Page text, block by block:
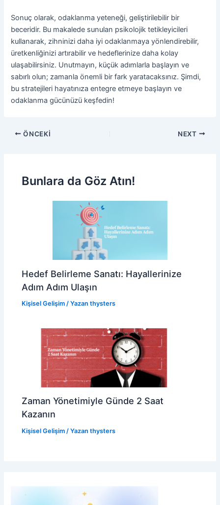
Sonuç olarak, odaklanma yeteneği, geliştirilebilir bir
beceridir. Bu makalede sunulan psikolojik tetikleyicileri
kullanarak, zihninizi daha iyi odaklanmaya yönlendirebilir,
üretkenliğinizi artırabilir ve hedeflerinize daha kolay
ulaşabilirsiniz. Unutmayın, küçük adımlarla başlayın ve
sabırlı olun; zamanla önemli bir fark yaratacaksınız. Şimdi,
bu stratejileri hayatınıza entegre etmeye başlayın ve
odaklanma gücünüzü keşfedin!
ÖNCEKI NEXT
Bunlara da Göz Atın!
Hedef Belirleme Sanatı: Hayallerinize
Adım Adım Ulaşın
Kişisel Gelişim / Yazan thysters
Zaman Yönetimiyle Günde 2 Saat
Kazanın
Kişisel Gelişim / Yazan thysters